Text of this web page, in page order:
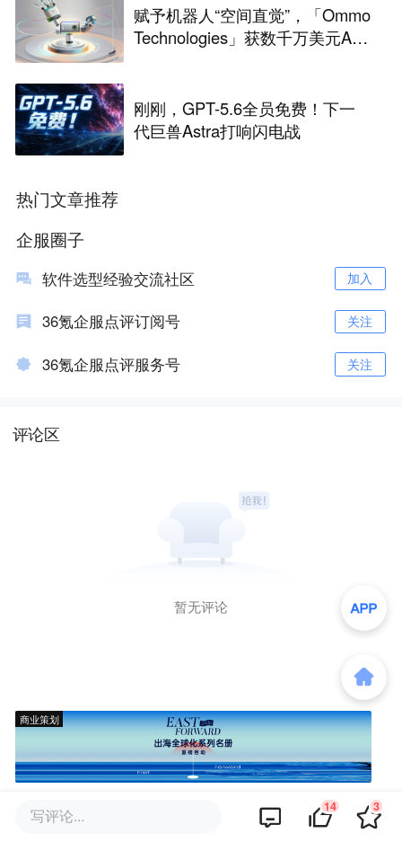
赋予机器人“空间直觉”，「Ommo
Technologies」获数千万美元A轮
刚刚，GPT-5.6全员免费！下一
代巨兽Astra打响闪电战
热门文章推荐
企服圈子
软件选型经验交流社区 加入
36氪企服点评订阅号 关注
36氪企服点评服务号 关注
评论区
暂无评论
商业策划
写评论... 14 3
商务合作 加入我们 联系我们